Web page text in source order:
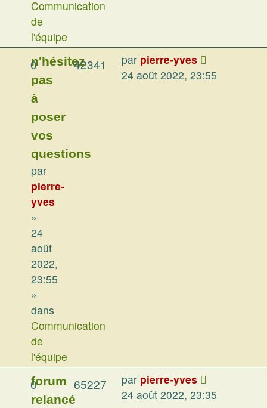
Communication
de
l'équipe
n'hésitez
pas
à
poser
vos
questions
par
pierre-
yves
»
24
août
2022,
23:55
»
dans
Communication
de
l'équipe
0 42341 par pierre-yves
24 août 2022, 23:55
forum
relancé
0 65227 par pierre-yves
24 août 2022, 23:35